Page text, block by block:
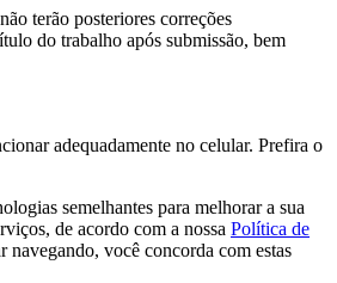
terão posteriores correções
do trabalho após submissão, bem
adequadamente no celular. Prefira o
semelhantes para melhorar a sua
de acordo com a nossa Política de
navegando, você concorda com estas